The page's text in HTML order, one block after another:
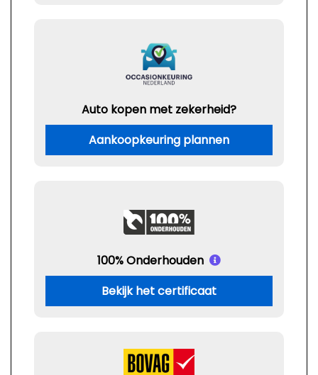
Auto kopen met zekerheid?
Aankoopkeuring plannen
100% Onderhouden
Bekijk het certificaat